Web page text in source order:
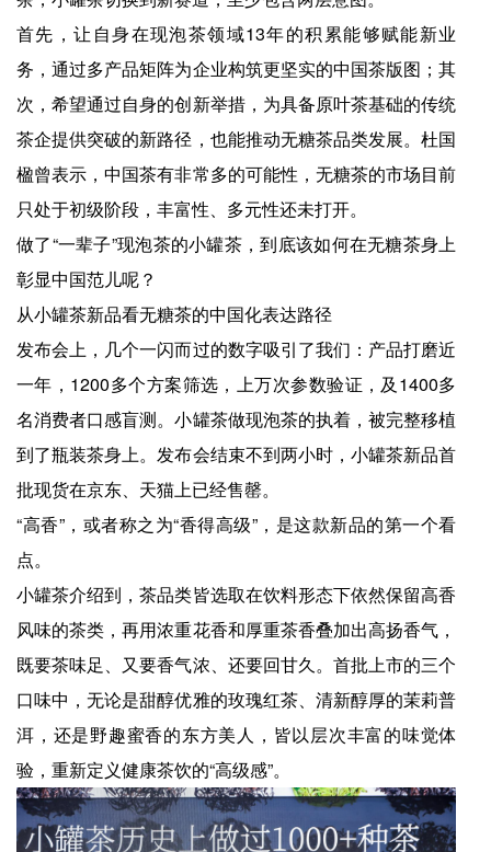
首先，让自身在现泡茶领域13年的积累能够赋能新业
务，通过多产品矩阵为企业构筑更坚实的中国茶版图；其
次，希望通过自身的创新举措，为具备原叶茶基础的传统
茶企提供突破的新路径，也能推动无糖茶品类发展。杜国
楹曾表示，中国茶有非常多的可能性，无糖茶的市场目前
只处于初级阶段，丰富性、多元性还未打开。
做了“一辈子”现泡茶的小罐茶，到底该如何在无糖茶身上
彰显中国范儿呢？
从小罐茶新品看无糖茶的中国化表达路径
发布会上，几个一闪而过的数字吸引了我们：产品打磨近
一年，1200多个方案筛选，上万次参数验证，及1400多
名消费者口感盲测。小罐茶做现泡茶的执着，被完整移植
到了瓶装茶身上。发布会结束不到两小时，小罐茶新品首
批现货在京东、天猫上已经售罄。
“高香”，或者称之为“香得高级”，是这款新品的第一个看
点。
小罐茶介绍到，茶品类皆选取在饮料形态下依然保留高香
风味的茶类，再用浓重花香和厚重茶香叠加出高扬香气，
既要茶味足、又要香气浓、还要回甘久。首批上市的三个
口味中，无论是甜醇优雅的玫瑰红茶、清新醇厚的茉莉普
洱，还是野趣蜜香的东方美人，皆以层次丰富的味觉体
验，重新定义健康茶饮的“高级感”。